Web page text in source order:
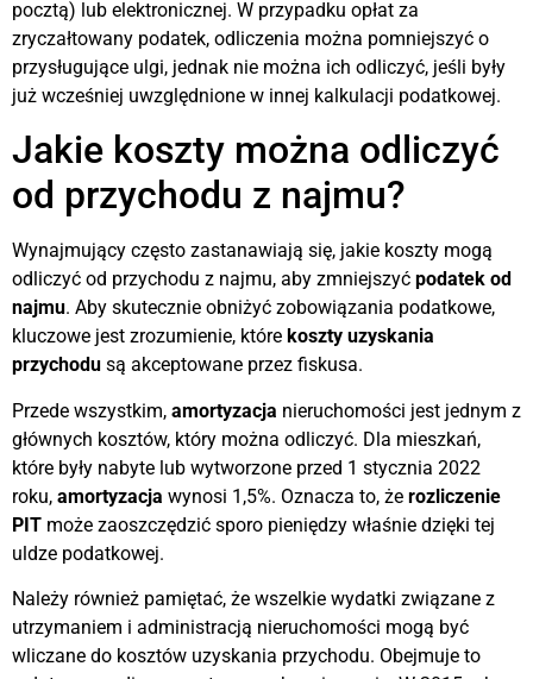
pocztą) lub elektronicznej. W przypadku opłat za
zryczałtowany podatek, odliczenia można pomniejszyć o
przysługujące ulgi, jednak nie można ich odliczyć, jeśli były
już wcześniej uwzględnione w innej kalkulacji podatkowej.
Jakie koszty można odliczyć
od przychodu z najmu?
Wynajmujący często zastanawiają się, jakie koszty mogą
odliczyć od przychodu z najmu, aby zmniejszyć podatek od
najmu. Aby skutecznie obniżyć zobowiązania podatkowe,
kluczowe jest zrozumienie, które koszty uzyskania
przychodu są akceptowane przez fiskusa.
Przede wszystkim, amortyzacja nieruchomości jest jednym z
głównych kosztów, który można odliczyć. Dla mieszkań,
które były nabyte lub wytworzone przed 1 stycznia 2022
roku, amortyzacja wynosi 1,5%. Oznacza to, że rozliczenie
PIT może zaoszczędzić sporo pieniędzy właśnie dzięki tej
uldze podatkowej.
Należy również pamiętać, że wszelkie wydatki związane z
utrzymaniem i administracją nieruchomości mogą być
wliczane do kosztów uzyskania przychodu. Obejmuje to